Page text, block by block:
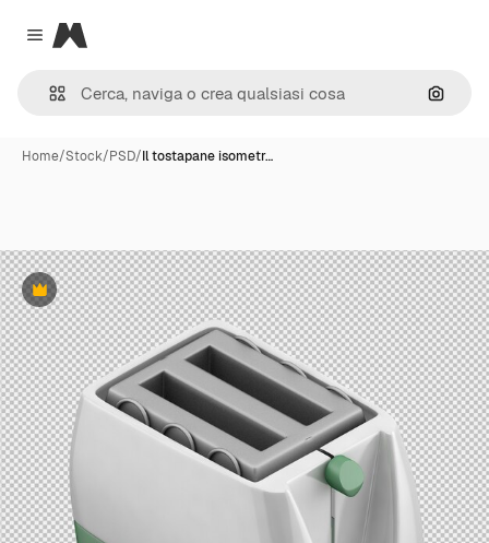
Close menu
Magnific
Cerca
Home/Stock/PSD/Il tostapane isometr…
Premium